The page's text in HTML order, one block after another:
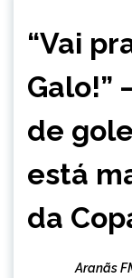
“Vai
Galo!”
de
está
da
Aranãs